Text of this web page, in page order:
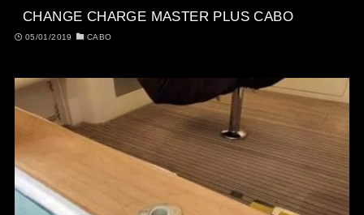
CHANGE CHARGE MASTER PLUS CABO
05/01/2019 CABO